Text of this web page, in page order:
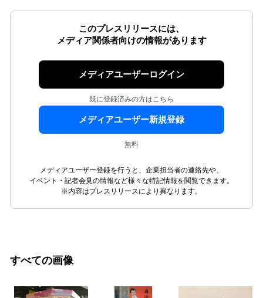
このプレスリリースには、
メディア関係者向けの情報があります
メディアユーザーログイン
既に登録済みの方はこちら
メディアユーザー新規登録
無料
メディアユーザー登録を行うと、企業担当者の連絡先や、
イベント・記者会見の情報など様々な特記情報を閲覧できます。
※内容はプレスリリースにより異なります。
すべての画像